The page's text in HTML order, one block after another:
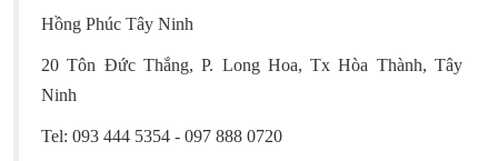
Hồng Phúc Tây Ninh
20 Tôn Đức Thắng, P. Long Hoa, Tx Hòa Thành, Tây
Ninh
Tel: 093 444 5354 - 097 888 0720